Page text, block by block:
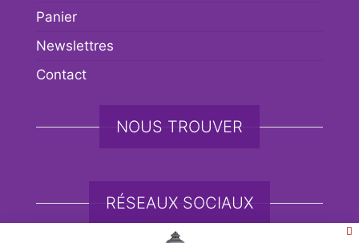
Panier
Newslettres
Contact
NOUS TROUVER
RÉSEAUX SOCIAUX